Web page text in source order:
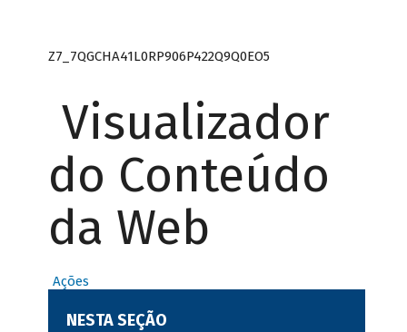
Z7_7QGCHA41L0RP906P422Q9Q0EO5
Visualizador
do Conteúdo
da Web
Ações
NESTA SEÇÃO